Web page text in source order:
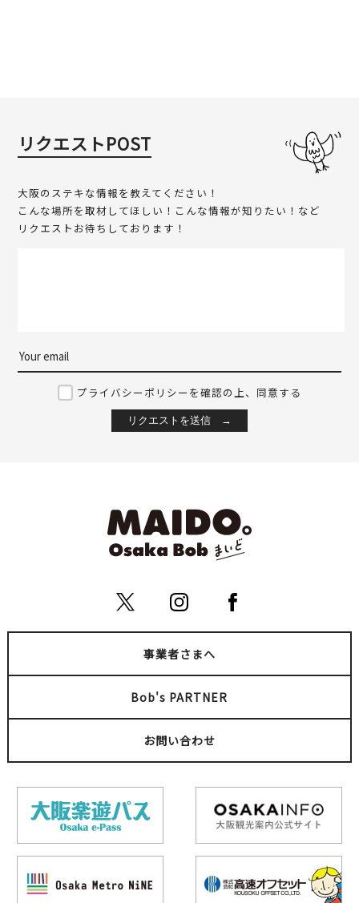
リクエストPOST
大阪のステキな情報を教えてください！
こんな場所を取材してほしい！こんな情報が知りたい！など
リクエストお待ちしております！
プライバシーポリシーを確認の上、同意する
事業者さまへ
Bob's PARTNER
お問い合わせ